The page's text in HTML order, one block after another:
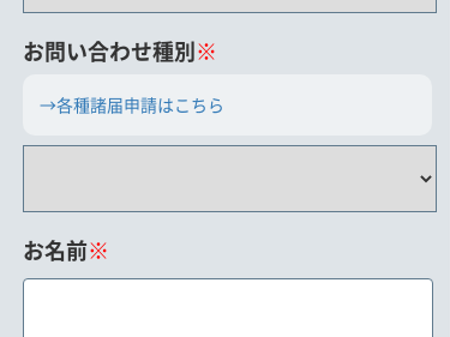
お問い合わせ種別※
→各種諸届申請はこちら
お名前※